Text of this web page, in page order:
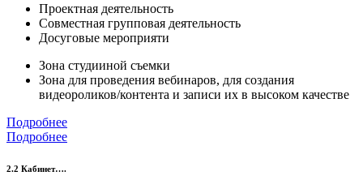
Проектная деятельность
Совместная групповая деятельность
Досуговые мероприяти
Зона студииной съемки
Зона для проведения вебинаров, для создания
видеороликов/контента и записи их в высоком качестве
Подробнее
Подробнее
2.2 Кабинет….